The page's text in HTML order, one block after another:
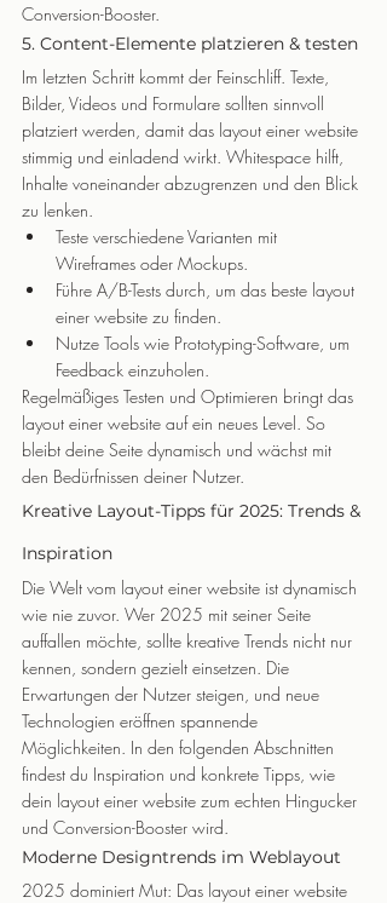
Conversion-Booster.
5. Content-Elemente platzieren & testen
Im letzten Schritt kommt der Feinschliff. Texte,
Bilder, Videos und Formulare sollten sinnvoll
platziert werden, damit das layout einer website
stimmig und einladend wirkt. Whitespace hilft,
Inhalte voneinander abzugrenzen und den Blick
zu lenken.
Teste verschiedene Varianten mit
Wireframes oder Mockups.
Führe A/B-Tests durch, um das beste layout
einer website zu finden.
Nutze Tools wie Prototyping-Software, um
Feedback einzuholen.
Regelmäßiges Testen und Optimieren bringt das
layout einer website auf ein neues Level. So
bleibt deine Seite dynamisch und wächst mit
den Bedürfnissen deiner Nutzer.
Kreative Layout-Tipps für 2025: Trends &
Inspiration
Die Welt vom layout einer website ist dynamisch
wie nie zuvor. Wer 2025 mit seiner Seite
auffallen möchte, sollte kreative Trends nicht nur
kennen, sondern gezielt einsetzen. Die
Erwartungen der Nutzer steigen, und neue
Technologien eröffnen spannende
Möglichkeiten. In den folgenden Abschnitten
findest du Inspiration und konkrete Tipps, wie
dein layout einer website zum echten Hingucker
und Conversion-Booster wird.
Moderne Designtrends im Weblayout
2025 dominiert Mut: Das layout einer website